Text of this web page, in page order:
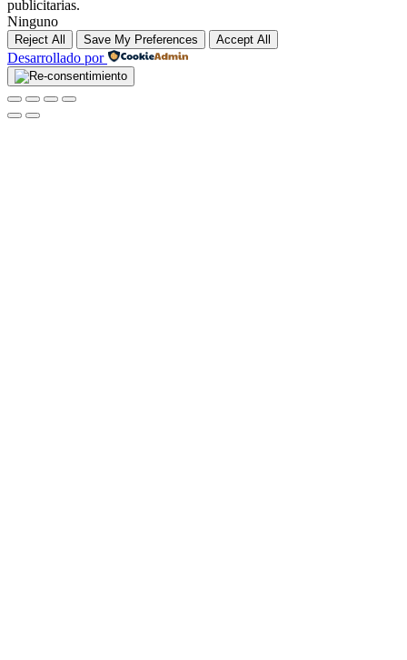
publicitarias.
Ninguno
Reject All Save My Preferences Accept All
Desarrollado por